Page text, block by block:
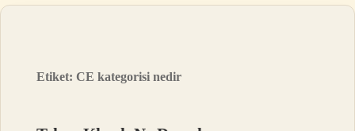
Etiket:CE kategorisi nedir